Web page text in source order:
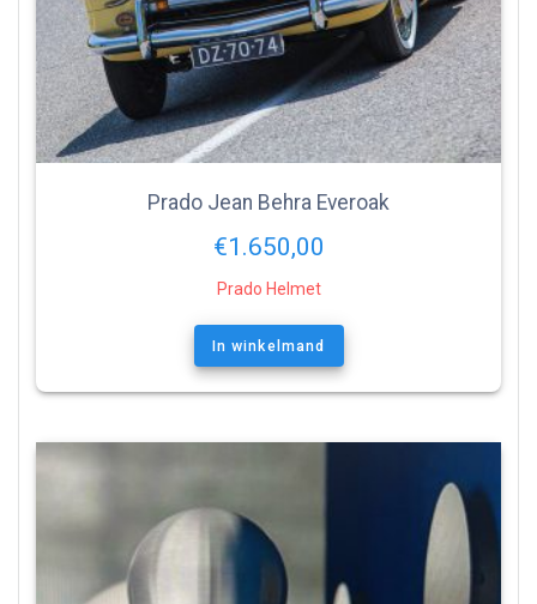
Prado Jean Behra Everoak
€1.650,00
Prado Helmet
In winkelmand